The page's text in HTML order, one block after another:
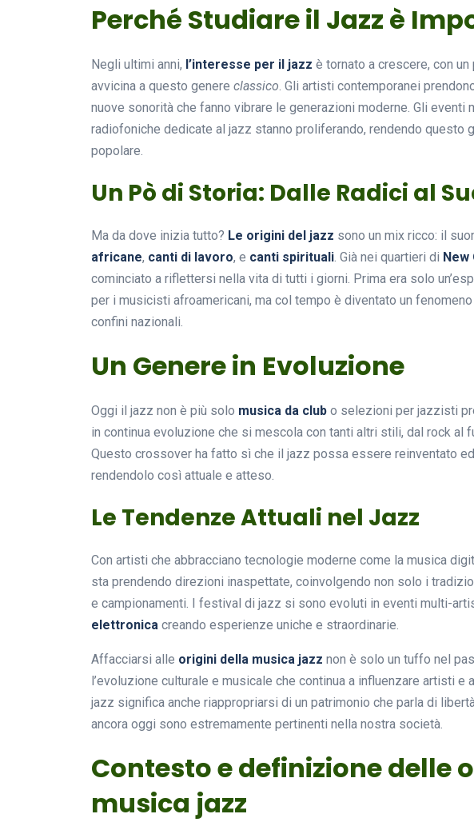
Perché Studiare il Jazz è
Negli ultimi anni, l’interesse per il jazz è tornato a crescere, con
avvicina a questo genere classico . Gli artisti contemporanei
nuove sonorità che fanno vibrare le generazioni moderne. Gli
radiofoniche dedicate al jazz stanno proliferando, rendendo questo
popolare.
Un Pò di Storia: Dalle Radici al
Ma da dove inizia tutto? Le origini del jazz sono un mix ricco: il
africane, canti di lavoro, e canti spirituali . Già nei quartieri di New
cominciato a riflettersi nella vita di tutti i giorni. Prima era solo
per i musicisti afroamericani, ma col tempo è diventato un
confini nazionali.
Un Genere in Evoluzione
Oggi il jazz non è più solo musica da club o selezioni per jazzisti
in continua evoluzione che si mescola con tanti altri stili, dal rock al
Questo crossover ha fatto sì che il jazz possa essere reinventato
rendendolo così attuale e atteso.
Le Tendenze Attuali nel Jazz
Con artisti che abbracciano tecnologie moderne come la musica
sta prendendo direzioni inaspettate, coinvolgendo non solo i
e campionamenti. I festival di jazz si sono evoluti in eventi multi-
elettronica creando esperienze uniche e straordinarie.
Affacciarsi alle origini della musica jazz non è solo un tuffo nel
l’evoluzione culturale e musicale che continua a influenzare artisti
jazz significa anche riappropriarsi di un patrimonio che parla di
ancora oggi sono estremamente pertinenti nella nostra società.
Contesto e definizione delle
musica jazz